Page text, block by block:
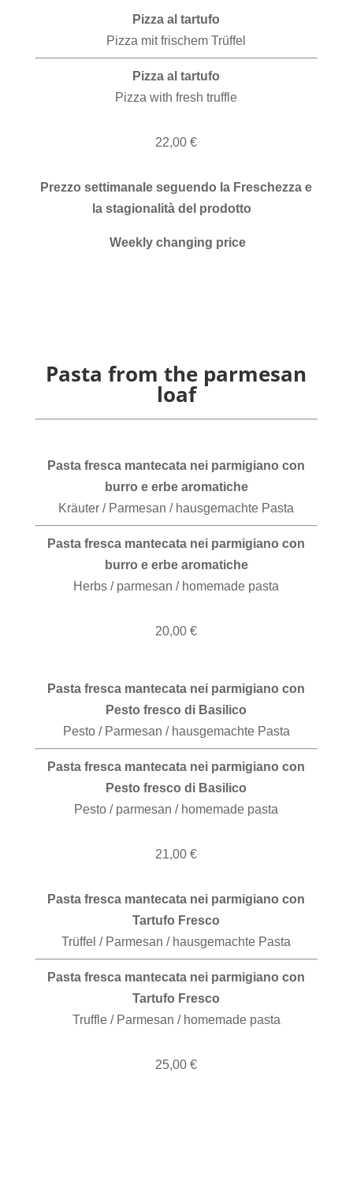
Pizza al tartufo
Pizza mit frischem Trüffel
Pizza al tartufo
Pizza with fresh truffle
22,00 €
Prezzo settimanale seguendo la Freschezza e
la stagionalità del prodotto
Weekly changing price
Pasta from the parmesan
loaf
Pasta fresca mantecata nei parmigiano con
burro e erbe aromatiche
Kräuter / Parmesan / hausgemachte Pasta
Pasta fresca mantecata nei parmigiano con
burro e erbe aromatiche
Herbs / parmesan / homemade pasta
20,00 €
Pasta fresca mantecata nei parmigiano con
Pesto fresco di Basilico
Pesto / Parmesan / hausgemachte Pasta
Pasta fresca mantecata nei parmigiano con
Pesto fresco di Basilico
Pesto / parmesan / homemade pasta
21,00 €
Pasta fresca mantecata nei parmigiano con
Tartufo Fresco
Trüffel / Parmesan / hausgemachte Pasta
Pasta fresca mantecata nei parmigiano con
Tartufo Fresco
Truffle / Parmesan / homemade pasta
25,00 €